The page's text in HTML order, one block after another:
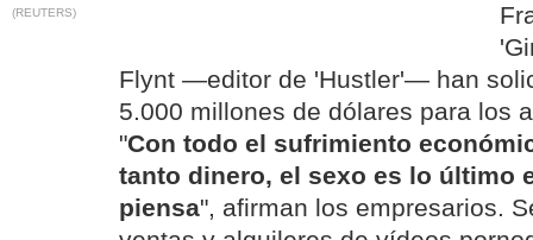
(REUTERS)
Flynt —editor de 'Hustler'— han
5.000 millones de dólares para los
"Con todo el sufrimiento
tanto dinero, el sexo es lo último
piensa", afirman los empresarios.